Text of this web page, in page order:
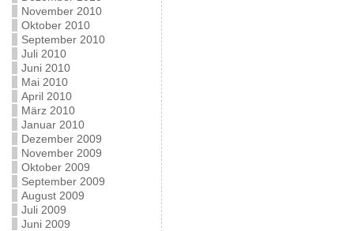
November 2010
Oktober 2010
September 2010
Juli 2010
Juni 2010
Mai 2010
April 2010
März 2010
Januar 2010
Dezember 2009
November 2009
Oktober 2009
September 2009
August 2009
Juli 2009
Juni 2009